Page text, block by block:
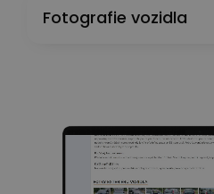
Fotografie vozidla